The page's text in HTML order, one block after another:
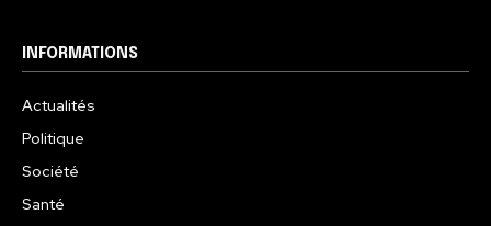
INFORMATIONS
Actualités
Politique
Société
Santé